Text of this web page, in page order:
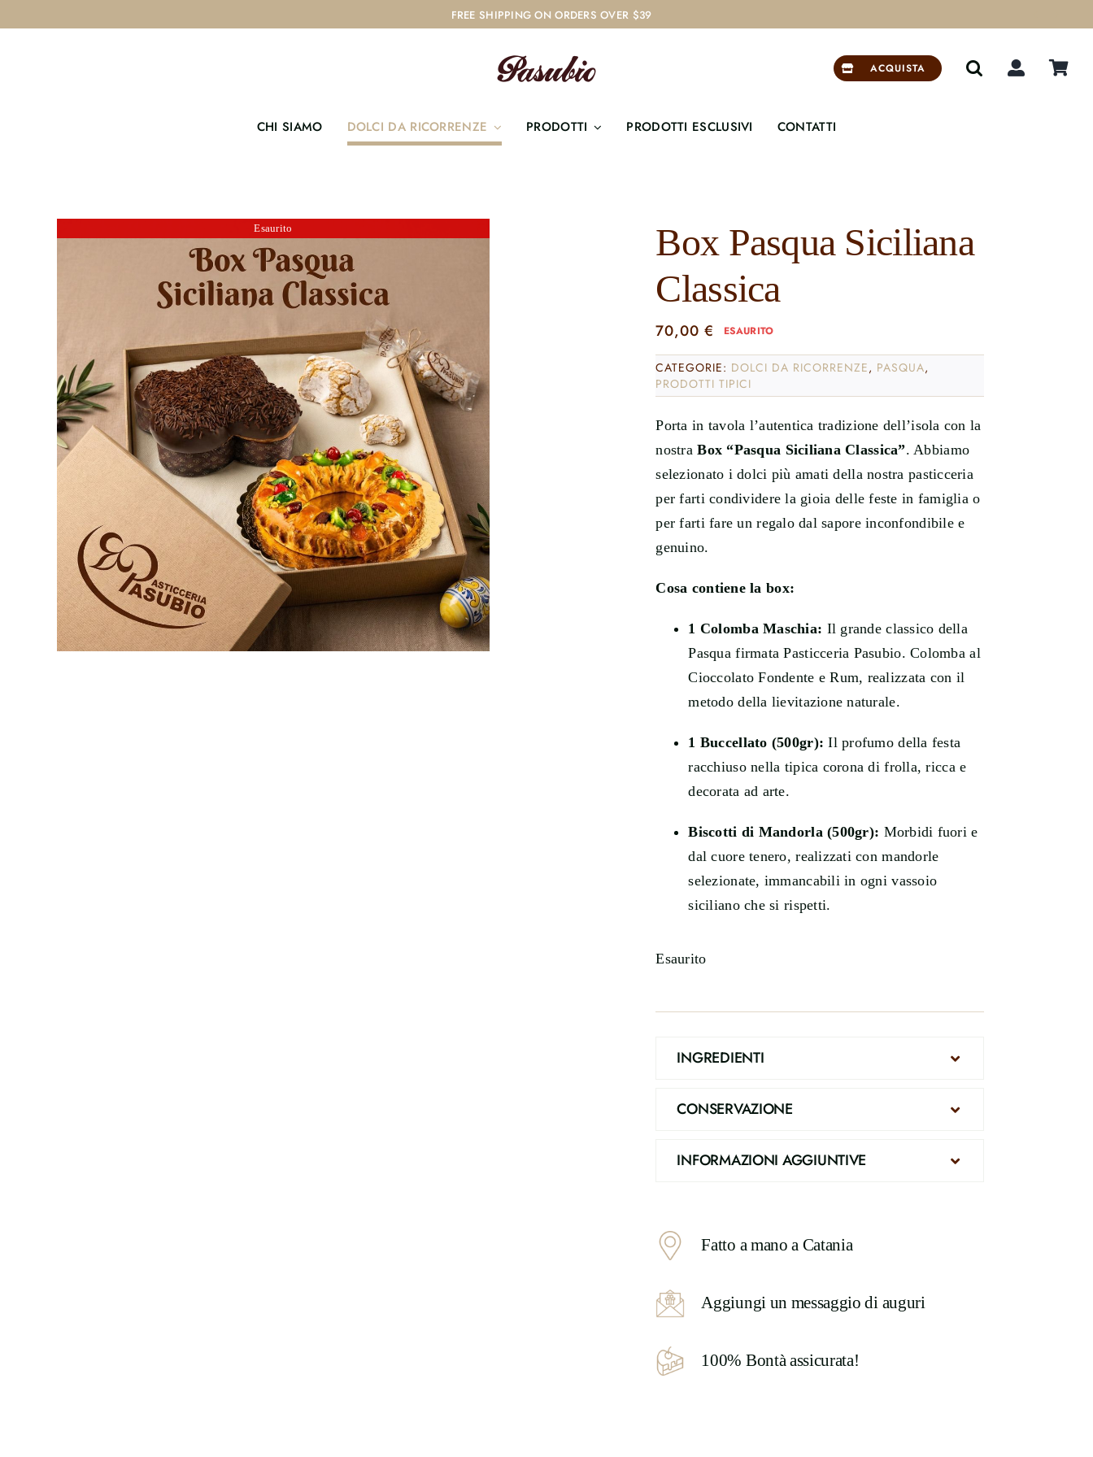
FREE SHIPPING ON ORDERS OVER $39
ACQUISTA
CHI SIAMO DOLCI DA RICORRENZE PRODOTTI PRODOTTI ESCLUSIVI CONTATTI
Esaurito
Box Pasqua Siciliana
Classica
70,00€ ESAURITO
CATEGORIE: DOLCI DA RICORRENZE, PASQUA,
PRODOTTI TIPICI
Porta in tavola l’autentica tradizione dell’isola con la
nostraBox “Pasqua Siciliana Classica”. Abbiamo
selezionato i dolci più amati della nostra pasticceria
per farti condividere la gioia delle feste in famiglia o
per farti fare un regalo dal sapore inconfondibile e
genuino.
Cosa contiene la box:
1 Colomba Maschia: Il grande classico della
Pasqua firmata Pasticceria Pasubio. Colomba al
Cioccolato Fondente e Rum, realizzata con il
metodo della lievitazione naturale.
1 Buccellato (500gr): Il profumo della festa
racchiuso nella tipica corona di frolla, ricca e
decorata ad arte.
Biscotti di Mandorla (500gr): Morbidi fuori e
dal cuore tenero, realizzati con mandorle
selezionate, immancabili in ogni vassoio
siciliano che si rispetti.
Esaurito
INGREDIENTI
CONSERVAZIONE
INFORMAZIONI AGGIUNTIVE
Fatto a mano a Catania
Aggiungi un messaggio di auguri
100% Bontà assicurata!